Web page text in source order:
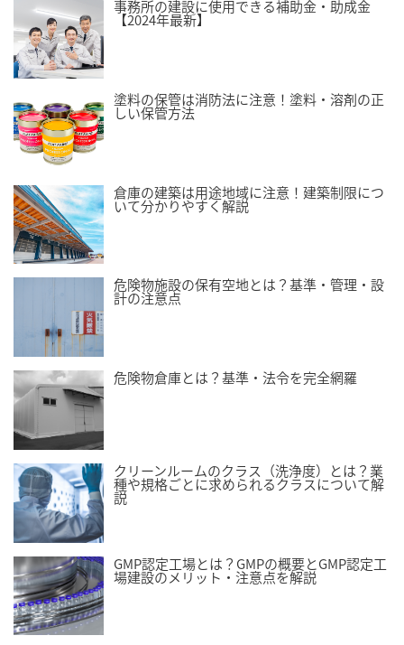
事務所の建設に使用できる補助金・助成金
【2024年最新】
塗料の保管は消防法に注意！塗料・溶剤の正
しい保管方法
倉庫の建築は用途地域に注意！建築制限につ
いて分かりやすく解説
危険物施設の保有空地とは？基準・管理・設
計の注意点
危険物倉庫とは？基準・法令を完全網羅
クリーンルームのクラス（洗浄度）とは？業
種や規格ごとに求められるクラスについて解
説
GMP認定工場とは？GMPの概要とGMP認定工
場建設のメリット・注意点を解説